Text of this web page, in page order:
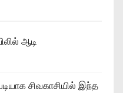
ஆடி
சிவகாசியில் இந்த